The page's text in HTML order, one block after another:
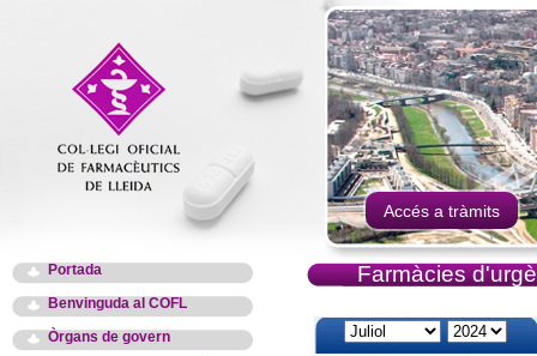
Accés a tràmits
Portada
Benvinguda al COFL
Òrgans de govern
Farmàcies